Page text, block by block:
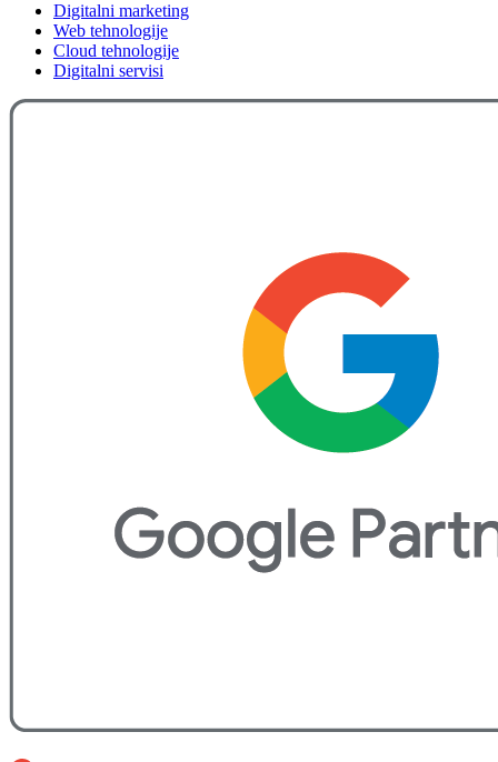
Digitalni marketing
Web tehnologije
Cloud tehnologije
Digitalni servisi